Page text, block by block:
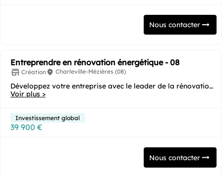
Nous contacter
Entreprendre en rénovation énergétique - 08
Création Charleville-Mézières (08)
Développez votre entreprise avec le leader de la rénovation
Voir plus >
Investissement global
39 900 €
Nous contacter